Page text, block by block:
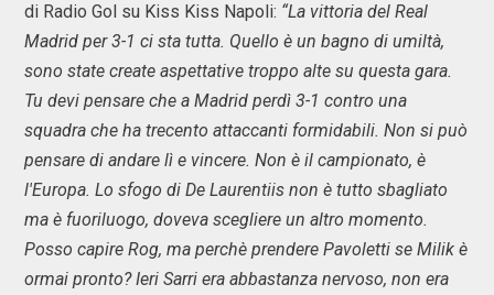
di Radio Gol su Kiss Kiss Napoli: “La vittoria del Real
Madrid per 3-1 ci sta tutta. Quello è un bagno di umiltà,
sono state create aspettative troppo alte su questa gara.
Tu devi pensare che a Madrid perdì 3-1 contro una
squadra che ha trecento attaccanti formidabili. Non si può
pensare di andare lì e vincere. Non è il campionato, è
l'Europa. Lo sfogo di De Laurentiis non è tutto sbagliato
ma è fuoriluogo, doveva scegliere un altro momento.
Posso capire Rog, ma perchè prendere Pavoletti se Milik è
ormai pronto? Ieri Sarri era abbastanza nervoso, non era